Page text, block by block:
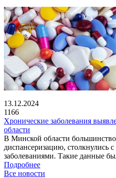
13.12.2024
1166
Хронические заболевания
области
В Минской области
диспансеризацию, столкнулись
заболеваниями. Такие данные
Подробнее
Все новости